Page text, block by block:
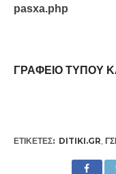
pasxa.php
ΓΡΑΦΕΙΟ ΤΥΠΟΥ
ΕΤΙΚΕΤΕΣ: DITIKI.GR,